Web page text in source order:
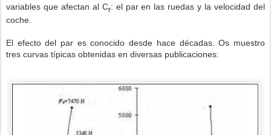
variables que afectan al Cr: el par en las ruedas y la velocidad del
coche.
El efecto del par es conocido desde hace décadas. Os muestro
tres curvas típicas obtenidas en diversas publicaciones: